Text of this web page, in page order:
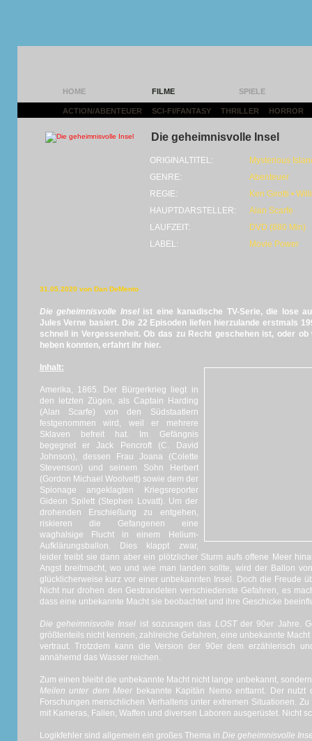
HOME FILME SPIELE
ACTION/ABENTEUER SCI-FI/FANTASY THRILLER HORROR
Die geheimnisvolle Insel
ORIGINALTITEL:
Mysterious
GENRE:
Abenteuer
REGIE:
Ken Girotti •
HAUPTDARSTELLER:
Alan Scarfe
LAUFZEIT:
DVD (880 Min)
LABEL:
Movie Power
31.05.2020 von Dan DeMento
Die geheimnisvolle Inselist eine kanadische TV-Serie, die lose
Jules Verne basiert. Die 22 Episoden liefen hierzulande erstmals
schnell in Vergessenheit. Ob das zu Recht geschehen ist, oder
heben konnten, erfahrt ihr hier.
Inhalt:
Amerika, 1865. Der Bürgerkrieg liegt in
den letzten Zügen, als Captain Harding
(Alan Scarfe) von den Südstaatlern
festgenommen wird, weil er mehrere
Sklaven befreit hat. Im Gefängnis
begegnet er Jack Pencroft (C. David
Johnson), dessen Frau Joana (Colette
Stevenson) und seinem Sohn Herbert
(Gordon Michael Woolvett) sowie dem der
Spionage angeklagten Kriegsreporter
Gideon Spilett (Stephen Lovatt). Um der
drohenden Erschießung zu entgehen,
riskieren die Gefangenen eine
waghalsige Flucht in einem Helium-
Aufklärungsballon. Dies klappt zwar,
leider treibt sie dann aber ein plötzlicher Sturm aufs offene Meer
Angst breitmacht, wo und wie man landen sollte, wird der Ballon
glücklicherweise kurz vor einer unbekannten Insel. Doch die Freude
Nicht nur drohen den Gestrandeten verschiedenste Gefahren, es
dass eine unbekannte Macht sie beobachtet und ihre Geschicke
Die geheimnisvolle Insel ist sozusagen das LOSTder 90er Jahre.
größtenteils nicht kennen, zahlreiche Gefahren, eine unbekannte
vertraut. Trotzdem kann die Version der 90er dem erzählerisch
annähernd das Wasser reichen.
Zum einen bleibt die unbekannte Macht nicht lange unbekannt,
Meilen unter dem Meer bekannte Kapitän Nemo enttarnt. Der
Forschungen menschlichen Verhaltens unter extremen Situationen.
mit Kameras, Fallen, Waffen und diversen Laboren ausgerüstet. Nicht
Logikfehler sind allgemein ein großes Thema in Die geheimnisvolle